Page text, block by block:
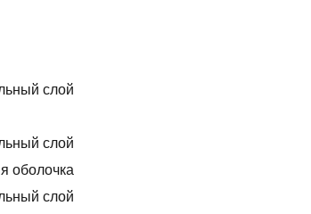
слой
слой
оболочка
слой